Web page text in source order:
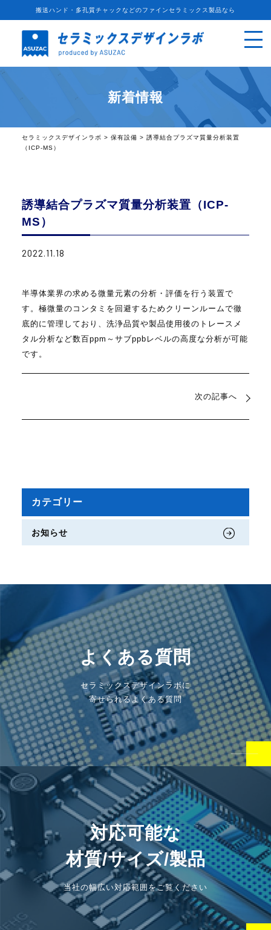
搬送ハンド・多孔質チャックなどのファインセラミックス製品なら
新着情報
セラミックスデザインラボ > 保有設備 > 誘導結合プラズマ質量分析装置
（ICP-MS）
誘導結合プラズマ質量分析装置（ICP-
MS）
2022.11.18
半導体業界の求める微量元素の分析・評価を行う装置で
す。極微量のコンタミを回避するためクリーンルームで徹
底的に管理しており、洗浄品質や製品使用後のトレースメ
タル分析など数百ppm～サブppbレベルの高度な分析が可能
です。
次の記事へ
カテゴリー
お知らせ
よくある質問
セラミックスデザインラボに
寄せられるよくある質問
対応可能な
材質/サイズ/製品
当社の幅広い対応範囲をご覧ください